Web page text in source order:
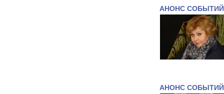
АНОНС СОБЫТИЙ
АНОНС СОБЫТИЙ